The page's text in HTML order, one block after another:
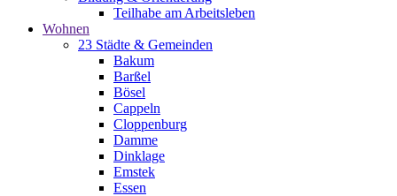
Teilhabe am Arbeitsleben
Wohnen
23 Städte & Gemeinden
Bakum
Barßel
Bösel
Cappeln
Cloppenburg
Damme
Dinklage
Emstek
Essen